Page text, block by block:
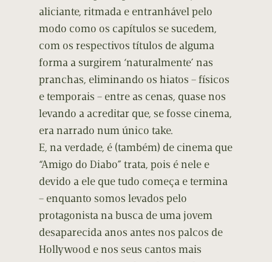
aliciante, ritmada e entranhável pelo
modo como os capítulos se sucedem,
com os respectivos títulos de alguma
forma a surgirem ‘naturalmente’ nas
pranchas, eliminando os hiatos – físicos
e temporais – entre as cenas, quase nos
levando a acreditar que, se fosse cinema,
era narrado num único take.
E, na verdade, é (também) de cinema que
“Amigo do Diabo” trata, pois é nele e
devido a ele que tudo começa e termina
– enquanto somos levados pelo
protagonista na busca de uma jovem
desaparecida anos antes nos palcos de
Hollywood e nos seus cantos mais